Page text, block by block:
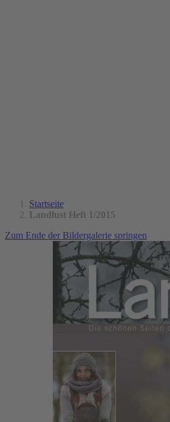
Startseite
Landlust Heft 1/2015
Zum Ende der Bildergalerie springen